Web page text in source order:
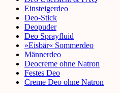
Einsteigerdeo
Deo-Stick
Deopuder
Deo Sprayfluid
»Eisbär« Sommerdeo
Männerdeo
Deocreme ohne Natron
Festes Deo
Creme Deo ohne Natron